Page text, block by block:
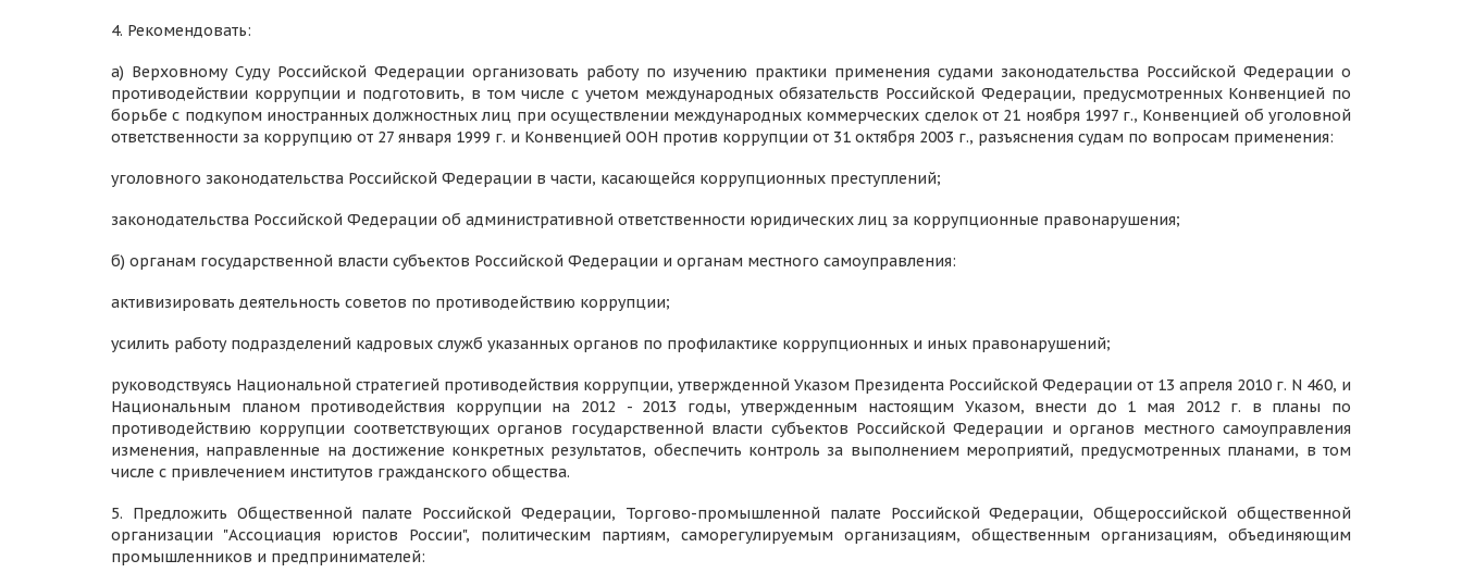
4. Рекомендовать:
а) Верховному Суду Российской Федерации организовать работу по изучению практики применения судами законодательства Российской Федерации о
противодействии коррупции и подготовить, в том числе с учетом международных обязательств Российской Федерации, предусмотренных Конвенцией по
борьбе с подкупом иностранных должностных лиц при осуществлении международных коммерческих сделок от 21 ноября 1997 г., Конвенцией об уголовной
ответственности за коррупцию от 27 января 1999 г. и Конвенцией ООН против коррупции от 31 октября 2003 г., разъяснения судам по вопросам применения:
уголовного законодательства Российской Федерации в части, касающейся коррупционных преступлений;
законодательства Российской Федерации об административной ответственности юридических лиц за коррупционные правонарушения;
б) органам государственной власти субъектов Российской Федерации и органам местного самоуправления:
активизировать деятельность советов по противодействию коррупции;
усилить работу подразделений кадровых служб указанных органов по профилактике коррупционных и иных правонарушений;
руководствуясь Национальной стратегией противодействия коррупции, утвержденной Указом Президента Российской Федерации от 13 апреля 2010 г. N 460, и
Национальным планом противодействия коррупции на 2012 - 2013 годы, утвержденным настоящим Указом, внести до 1 мая 2012 г. в планы по
противодействию коррупции соответствующих органов государственной власти субъектов Российской Федерации и органов местного самоуправления
изменения, направленные на достижение конкретных результатов, обеспечить контроль за выполнением мероприятий, предусмотренных планами, в том
числе с привлечением институтов гражданского общества.
5. Предложить Общественной палате Российской Федерации, Торгово-промышленной палате Российской Федерации, Общероссийской общественной
организации "Ассоциация юристов России", политическим партиям, саморегулируемым организациям, общественным организациям, объединяющим
промышленников и предпринимателей: